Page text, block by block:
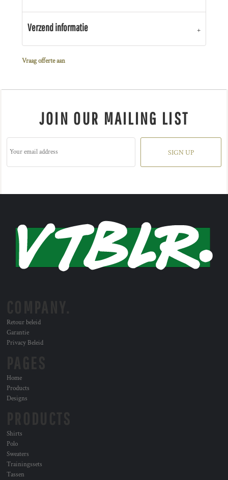
Verzend informatie
Vraag offerte aan
JOIN OUR MAILING LIST
SIGN UP
Retour beleid
Garantie
Privacy Beleid
Home
Products
Designs
Shirts
Polo
Sweaters
Trainingssets
Tassen